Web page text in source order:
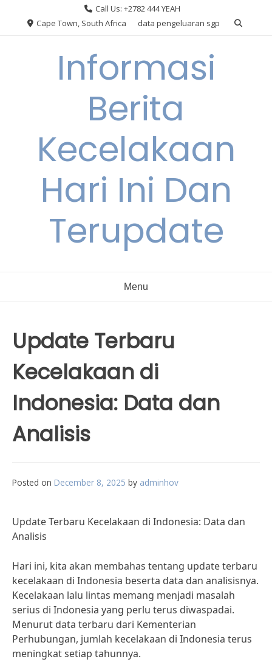
Call Us: +2782 444 YEAH
Cape Town, South Africa
data pengeluaran sgp
Informasi
Berita
Kecelakaan
Hari Ini Dan
Terupdate
Menu
Update Terbaru
Kecelakaan di
Indonesia: Data dan
Analisis
Posted on December 8, 2025 by adminhov
Update Terbaru Kecelakaan di Indonesia: Data dan
Analisis
Hari ini, kita akan membahas tentang update terbaru
kecelakaan di Indonesia beserta data dan analisisnya.
Kecelakaan lalu lintas memang menjadi masalah
serius di Indonesia yang perlu terus diwaspadai.
Menurut data terbaru dari Kementerian
Perhubungan, jumlah kecelakaan di Indonesia terus
meningkat setiap tahunnya.